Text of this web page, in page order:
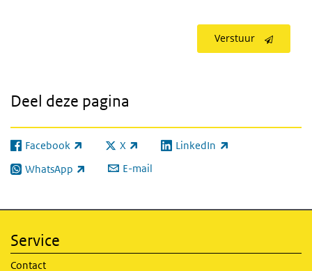
Verstuur
Deel deze pagina
Facebook
(externe link) X
(externe link) LinkedIn
(externe link)
WhatsApp
(externe link) E-mail
Service
Contact